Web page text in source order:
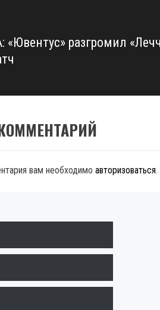
«Ювентус» разгромил
вам необходимо авторизоваться.